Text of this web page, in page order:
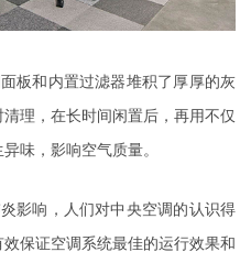
板和内置过滤器堆积了厚厚的灰
理，在长时间闲置后，再用不仅
味，影响空气质量。
影响，人们对中央空调的认识得
保证空调系统最佳的运行效果和